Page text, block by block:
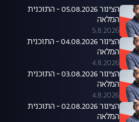
הצינור 05.08.2026 - התוכנית
המלאה
5.8.2026
הצינור 04.08.2026 - התוכנית
המלאה
4.8.2026
הצינור 03.08.2026 - התוכנית
המלאה
4.8.2026
הצינור 02.08.2026 - התוכנית
המלאה